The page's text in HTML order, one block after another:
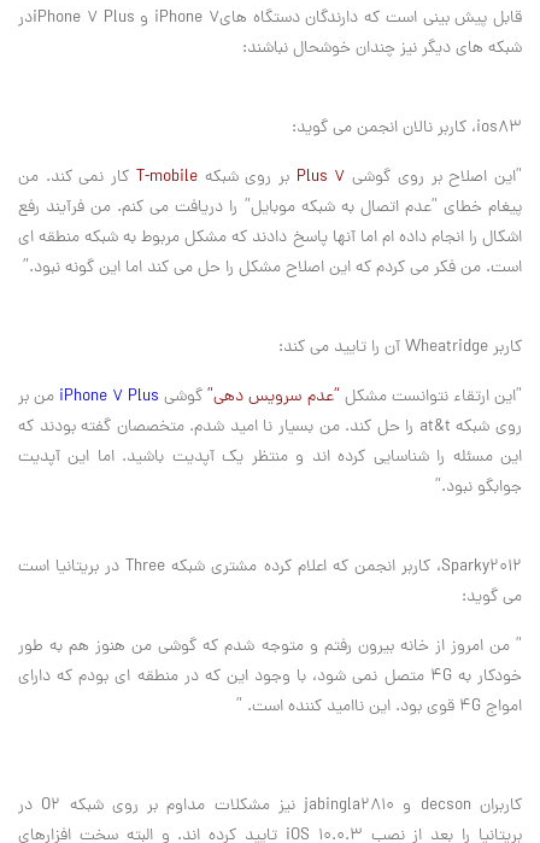
قابل پیش بینی است که دارندگان دستگاه هایiPhone 7 و iPhone 7 Plusدر
شبکه های دیگر نیز چندان خوشحال نباشند:
ios83، کاربر نالان انجمن می گوید:
”این اصلاح بر روی گوشی ۷ Plus بر روی شبکهT-mobile کار نمی کند. من
پیغام خطای ”عدم اتصال به شبکه موبایل” را دریافت می کنم. من فرآیند رفع
اشکال را انجام داده ام اما آنها پاسخ دادند که مشکل مربوط به شبکه منطقه ای
است. من فکر می کردم که این اصلاح مشکل را حل می کند اما این گونه نبود.”
کاربر Wheatridge آن را تایید می کند:
”این ارتقاء نتوانست مشکل “عدم سرویس دهی”گوشیiPhone 7 Plus
من بر
روی شبکه at&t را حل کند. من بسیار نا امید شدم. متخصصان گفته بودند که
این مسئله را شناسایی کرده اند و منتظر یک آپدیت باشید. اما این آپدیت
جوابگو نبود.”
Sparky2012، کاربر انجمن که اعلام کرده مشتری شبکه Three در بریتانیا است
می گوید:
” من امروز از خانه بیرون رفتم و متوجه شدم که گوشی من هنوز هم به طور
خودکار به ۴G متصل نمی شود، با وجود این که در منطقه ای بودم که دارای
امواج ۴G قوی بود. این ناامید کننده است. ”
کاربران decson و jabingla2810 نیز مشکلات مداوم بر روی شبکه O2 در
بریتانیا را بعد از نصب iOS 10.0.3 تایید کرده اند. و البته سخت افزارهای